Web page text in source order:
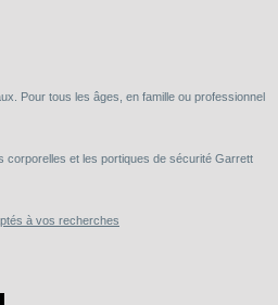
Pour tous les âges, en famille ou professionnel
corporelles et les portiques de sécurité Garrett
à vos recherches